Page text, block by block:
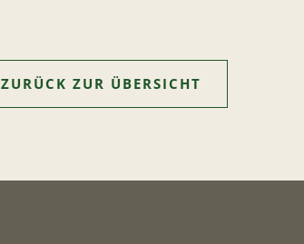
ZURÜCK ZUR ÜBERSICHT